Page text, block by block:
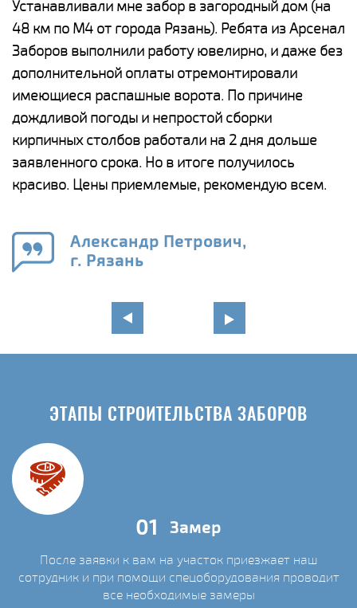
Устанавливали мне забор в загородный дом (на
48 км по М4 от города Рязань). Ребята из Арсенал
Заборов выполнили работу ювелирно, и даже без
дополнительной оплаты отремонтировали
имеющиеся распашные ворота. По причине
дождливой погоды и непростой сборки
кирпичных столбов работали на 2 дня дольше
заявленного срока. Но в итоге получилось
красиво. Цены приемлемые, рекомендую всем.
Александр Петрович,
г. Рязань
ЭТАПЫ СТРОИТЕЛЬСТВА ЗАБОРОВ
01 Замер
После заявки к вам на участок приезжает наш
сотрудник и при помощи спецоборудования проводит
все необходимые замеры